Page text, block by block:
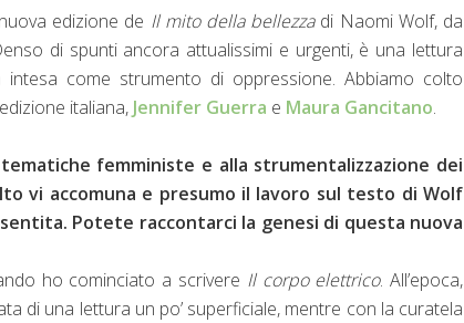
edizione de Il mito della bellezzadi Naomi Wolf, da
di spunti ancora attualissimi e urgenti, è una lettura
come strumento di oppressione. Abbiamo colto
italiana, Jennifer Guerra e Maura Gancitano.
femministe e alla strumentalizzazione dei
vi accomuna e presumo il lavoro sul testo di Wolf
Potete raccontarci la genesi di questa nuova
ho cominciato a scrivere Il corpo elettrico. All’epoca,
di una lettura un po’ superficiale, mentre con la curatela